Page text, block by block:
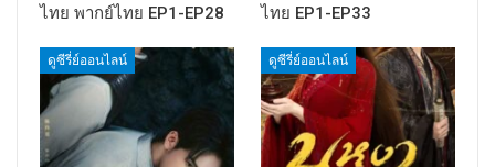
ไทย พากย์ไทย EP1-EP28 ไทย EP1-EP33
ดูซีรี่ย์ออนไลน์ ดูซีรี่ย์ออนไลน์